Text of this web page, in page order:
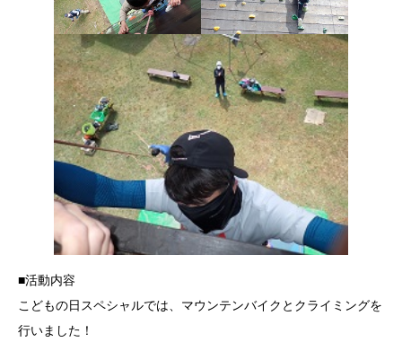
■活動内容
こどもの日スペシャルでは、マウンテンバイクとクライミングを
行いました！